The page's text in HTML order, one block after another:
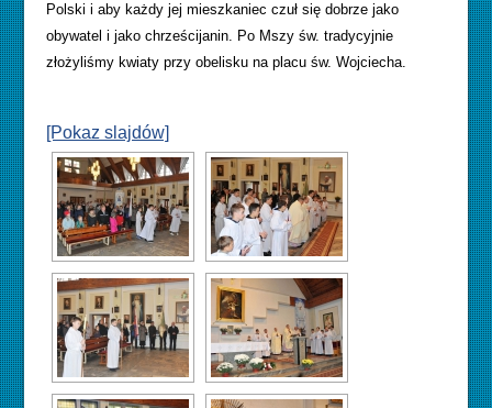
Polski i aby każdy jej mieszkaniec czuł się dobrze jako
obywatel i jako chrześcijanin. Po Mszy św. tradycyjnie
złożyliśmy kwiaty przy obelisku na placu św. Wojciecha.
[Pokaz slajdów]